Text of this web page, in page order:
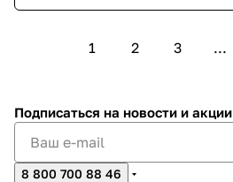
1 2 3 ...
Подписаться на новости и акции
8 800 700 88 46